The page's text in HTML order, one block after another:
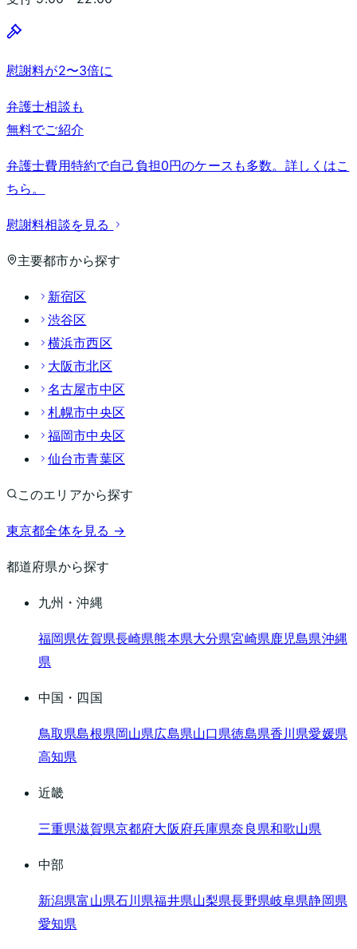
慰謝料が2〜3倍に
弁護士相談も
無料でご紹介
弁護士費用特約で自己負担0円のケースも多数。詳しくはこ
ちら。
慰謝料相談を見る
主要都市から探す
新宿区
渋谷区
横浜市西区
大阪市北区
名古屋市中区
札幌市中央区
福岡市中央区
仙台市青葉区
このエリアから探す
東京都全体を見る →
都道府県から探す
九州・沖縄
福岡県佐賀県長崎県熊本県大分県宮崎県鹿児島県沖縄
県
中国・四国
鳥取県島根県岡山県広島県山口県徳島県香川県愛媛県
高知県
近畿
三重県滋賀県京都府大阪府兵庫県奈良県和歌山県
中部
新潟県富山県石川県福井県山梨県長野県岐阜県静岡県
愛知県